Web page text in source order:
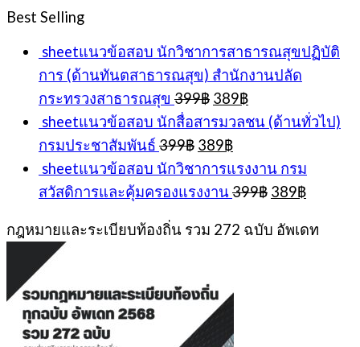
Best Selling
sheetแนวข้อสอบ นักวิชาการสาธารณสุขปฏิบัติ
การ (ด้านทันตสาธารณสุข) สำนักงานปลัด
กระทรวงสาธารณสุข 399฿ Original
was:
399฿.
389฿Current
price
is:
sheetแนวข้อสอบ นักสื่อสารมวลชน (ด้านทั่วไป)
กรมประชาสัมพันธ์ 399฿ Original
was:
399฿.
389฿Current
is:
389฿.
sheetแนวข้อสอบ นักวิชาการแรงงาน กรม
สวัสดิการและคุ้มครองแรงงาน 399฿ Original
was:
389฿Current
is:
กฎหมายและระเบียบท้องถิ่น รวม 272 ฉบับ อัพเดท